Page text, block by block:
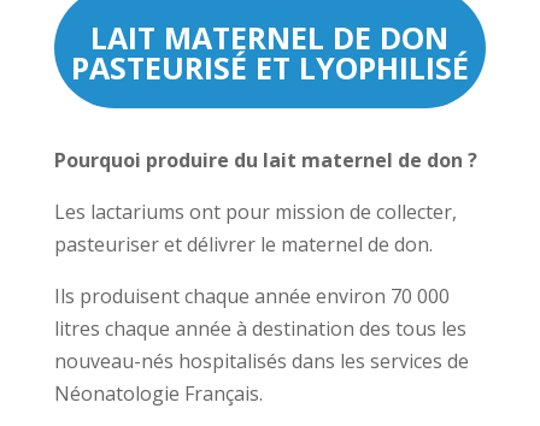
LAIT MATERNEL DE DON
PASTEURISÉ ET LYOPHILISÉ
Pourquoi produire du lait maternel de don ?
Les lactariums ont pour mission de collecter,
pasteuriser et délivrer le maternel de don.
Ils produisent chaque année environ 70 000
litres chaque année à destination des tous les
nouveau-nés hospitalisés dans les services de
Néonatologie Français.